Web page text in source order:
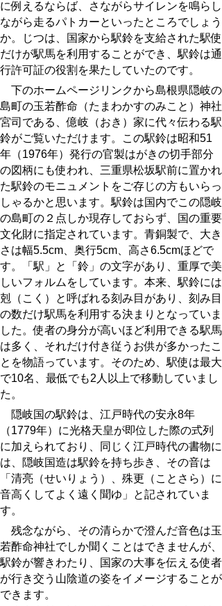
に例えるならば、さながらサイレンを鳴らし
ながら走るパトカーといったところでしょう
か。じつは、国家から駅鈴を支給された駅使
だけが駅馬を利用することができ、駅鈴は通
行許可証の役割を果たしていたのです。
下のホームページリンクから島根県隠岐の
島町の玉若酢命（たまわかすのみこと）神社
宮司である、億岐（おき）家に代々伝わる駅
鈴がご覧いただけます。この駅鈴は昭和51
年（1976年）発行の官製はがきの切手部分
の図柄にも使われ、三重県松坂駅前に置かれ
た駅鈴のモニュメントをご存じの方もいらっ
しゃるかと思います。駅鈴は国内でこの隠岐
の島町の２点しか現存しておらず、国の重要
文化財に指定されています。青銅製で、大き
さは幅5.5cm、奥行5cm、高さ6.5cmほどで
す。「駅」と「鈴」の文字があり、重厚で美
しいフォルムをしています。本来、駅鈴には
剋（こく）と呼ばれる刻み目があり、刻み目
の数だけ駅馬を利用する決まりとなっていま
した。使者の身分が高いほど利用できる駅馬
は多く、それだけ付き従うお供が多かったこ
とを物語っています。そのため、駅使は最大
で10名、最低でも2人以上で移動していまし
た。
隠岐国の駅鈴は、江戸時代の安永8年
（1779年）に光格天皇が即位した際の式列
に加えられており、同じく江戸時代の書物に
は、隠岐国造は駅鈴を持ち歩き、その音は
「清亮（せいりょう）、殊更（ことさら）に
音高くしてよく遠く聞ゆ」と記されていま
す。
残念ながら、その清らかで澄んだ音色は玉
若酢命神社でしか聞くことはできませんが、
駅鈴が響きわたり、国家の大事を伝える使者
が行き交う山陰道の姿をイメージすることが
できます。